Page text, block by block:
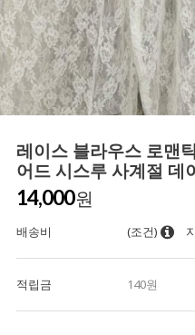
레이스 블라우스 로맨
어드 시스루 사계절 데
14,000원
배송비 (조건)
적립금 140원